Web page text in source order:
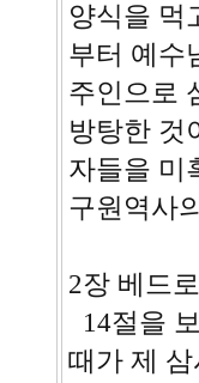
양식을 먹
부터 예수
주인으로
방탕한 것
자들을 미
구원역사
2장 베드
14절을
때가 제